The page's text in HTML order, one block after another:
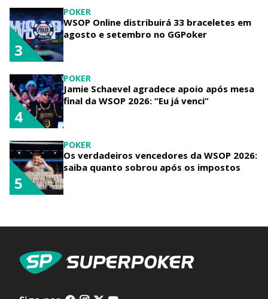
POKER
WSOP Online distribuirá 33 braceletes em
agosto e setembro no GGPoker
3
POKER
Jamie Schaevel agradece apoio após mesa
final da WSOP 2026: “Eu já venci”
4
POKER
Os verdadeiros vencedores da WSOP 2026:
saiba quanto sobrou após os impostos
5